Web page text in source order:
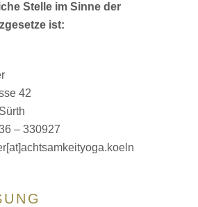
Stelle im Sinne der
ist:
42
– 330927